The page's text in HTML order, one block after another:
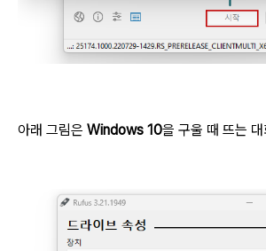
아래 그림은 Windows 10을 구울 때 뜨는